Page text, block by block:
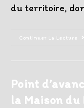
du territoire,
Continuer La Lecture
Point
la Maison du